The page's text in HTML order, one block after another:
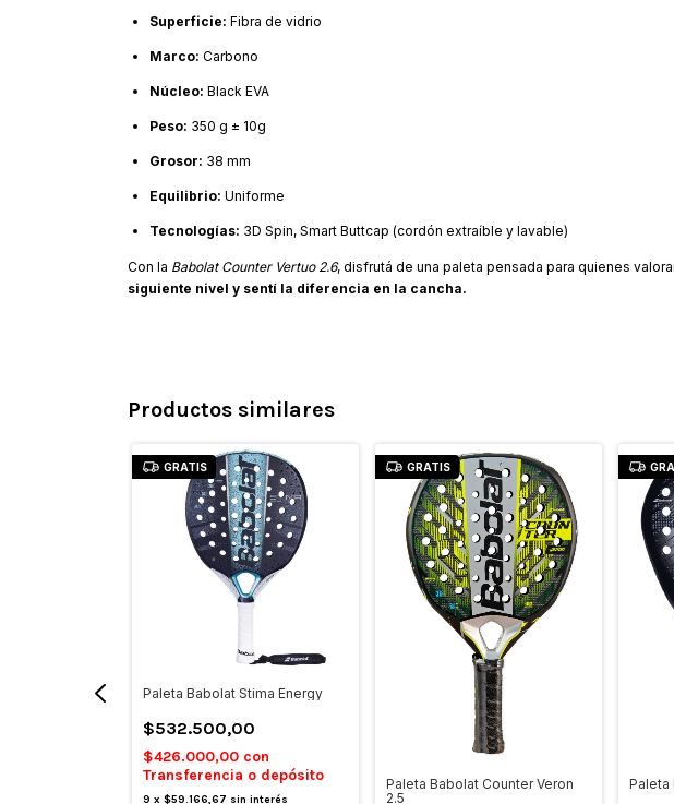
Superficie: Fibra de vidrio
Marco: Carbono
Núcleo: Black EVA
Peso: 350 g ± 10g
Grosor: 38 mm
Equilibrio: Uniforme
Tecnologías: 3D Spin, Smart Buttcap (cordón extraíble y lavable)
Con la Babolat Counter Vertuo 2.6, disfrutá de una paleta pensada para quienes
siguiente nivel y sentí la diferencia en la cancha.
Productos similares
GRATIS
Paleta Babolat Stima Energy
$532.500,00
$426.000,00 con
Transferencia o depósito
9 x $59.166,67 sin interés
GRATIS
Paleta Babolat Counter Veron
2.5
Paleta